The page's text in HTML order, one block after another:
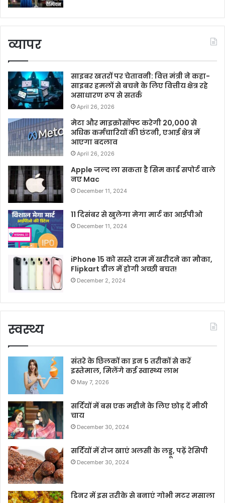
व्यापर
साइबर खतरों पर चेतावनी: वित्त मंत्री ने कहा-
साइबर हमलों से बचने के लिए वित्तीय क्षेत्र रहे
असाधारण रूप से सतर्क
April 26, 2026
मेटा और माइक्रोसॉफ्ट करेगी 20,000 से
अधिक कर्मचारियों की छंटनी, एआई क्षेत्र में
आएगा बदलाव
April 26, 2026
Apple जल्द ला सकता है सिम कार्ड सपोर्ट वाले
नए Mac
December 11, 2024
11 दिसंबर से खुलेगा मेगा मार्ट का आईपीओ
December 11, 2024
iPhone 15 को सस्ते दाम में खरीदने का मौका,
Flipkart डील में होगी अच्छी बचत!
December 2, 2024
स्वस्थ्य
संतरे के छिलकों का इन 5 तरीकों से करें
इस्तेमाल, मिलेंगे कई स्वास्थ्य लाभ
May 7, 2026
सर्दियों में बस एक महीने के लिए छोड़ दें मीठी
चाय
December 30, 2024
सर्दियों में रोज खाएं अलसी के लड्डू, पढ़ें रेसिपी
December 30, 2024
डिनर में इस तरीके से बनाएं गोभी मटर मसाला